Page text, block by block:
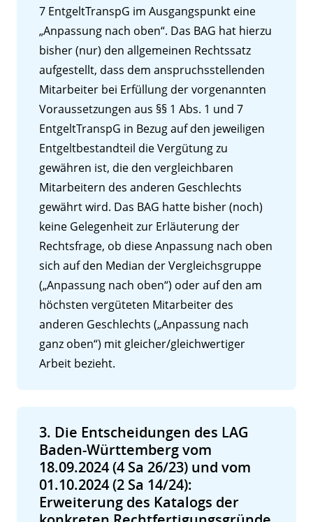
7 EntgeltTranspG im Ausgangspunkt eine
„Anpassung nach oben“. Das BAG hat hierzu
bisher (nur) den allgemeinen Rechtssatz
aufgestellt, dass dem anspruchsstellenden
Mitarbeiter bei Erfüllung der vorgenannten
Voraussetzungen aus §§ 1 Abs. 1 und 7
EntgeltTranspG in Bezug auf den jeweiligen
Entgeltbestandteil die Vergütung zu
gewähren ist, die den vergleichbaren
Mitarbeitern des anderen Geschlechts
gewährt wird. Das BAG hatte bisher (noch)
keine Gelegenheit zur Erläuterung der
Rechtsfrage, ob diese Anpassung nach oben
sich auf den Median der Vergleichsgruppe
(„Anpassung nach oben“) oder auf den am
höchsten vergüteten Mitarbeiter des
anderen Geschlechts („Anpassung nach
ganz oben“) mit gleicher/gleichwertiger
Arbeit bezieht.
3. Die Entscheidungen des LAG
Baden-Württemberg vom
18.09.2024 (4 Sa 26/23) und vom
01.10.2024 (2 Sa 14/24):
Erweiterung des Katalogs der